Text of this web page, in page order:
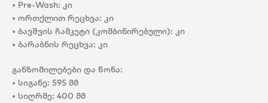
• Pre-Wash: კი
• ორთქლით რეცხვა: კი
• ბავშვის ჩამკეტი (კომბინირებული): კი
• ბარაბნის რეცხვა: კი
განზომილებები და წონა:
• სიგანე: 595 მმ
• სიღრმე: 400 მმ